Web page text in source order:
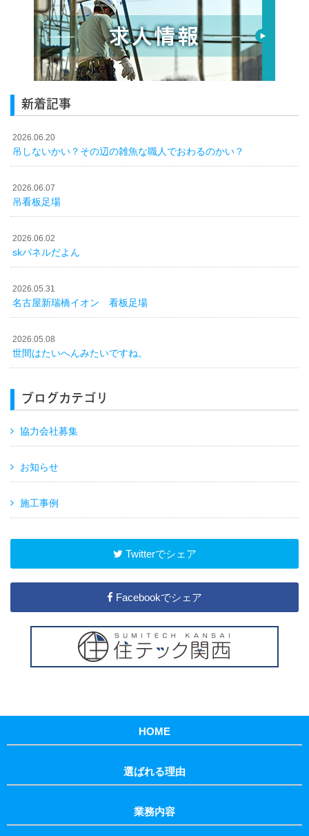
新着記事
2026.06.20
吊しないかい？その辺の雑魚な職人でおわるのかい？
2026.06.07
吊看板足場
2026.06.02
skパネルだよん
2026.05.31
名古屋新瑞橋イオン 看板足場
2026.05.08
世間はたいへんみたいですね。
ブログカテゴリ
協力会社募集
お知らせ
施工事例
Twitterでシェア
Facebookでシェア
HOME
選ばれる理由
業務内容